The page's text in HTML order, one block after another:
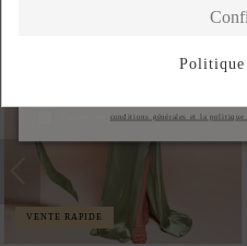
VENTE RAPIDE
conditions générales et la politique
Politique